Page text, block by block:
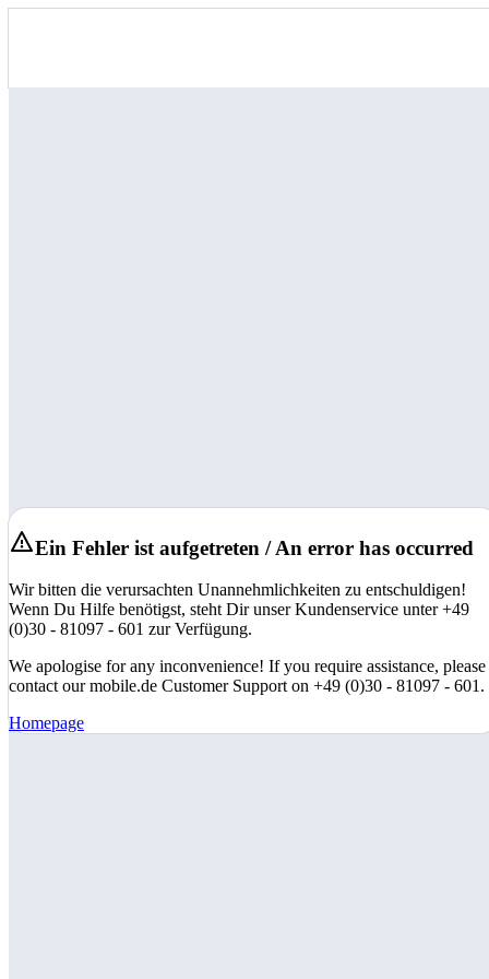
Ein Fehler ist aufgetreten / An error has occurred
Wir bitten die verursachten Unannehmlichkeiten zu entschuldigen!
Wenn Du Hilfe benötigst, steht Dir unser Kundenservice unter +49
(0)30 - 81097 - 601 zur Verfügung.
We apologise for any inconvenience! If you require assistance, please
contact our mobile.de Customer Support on +49 (0)30 - 81097 - 601.
Homepage